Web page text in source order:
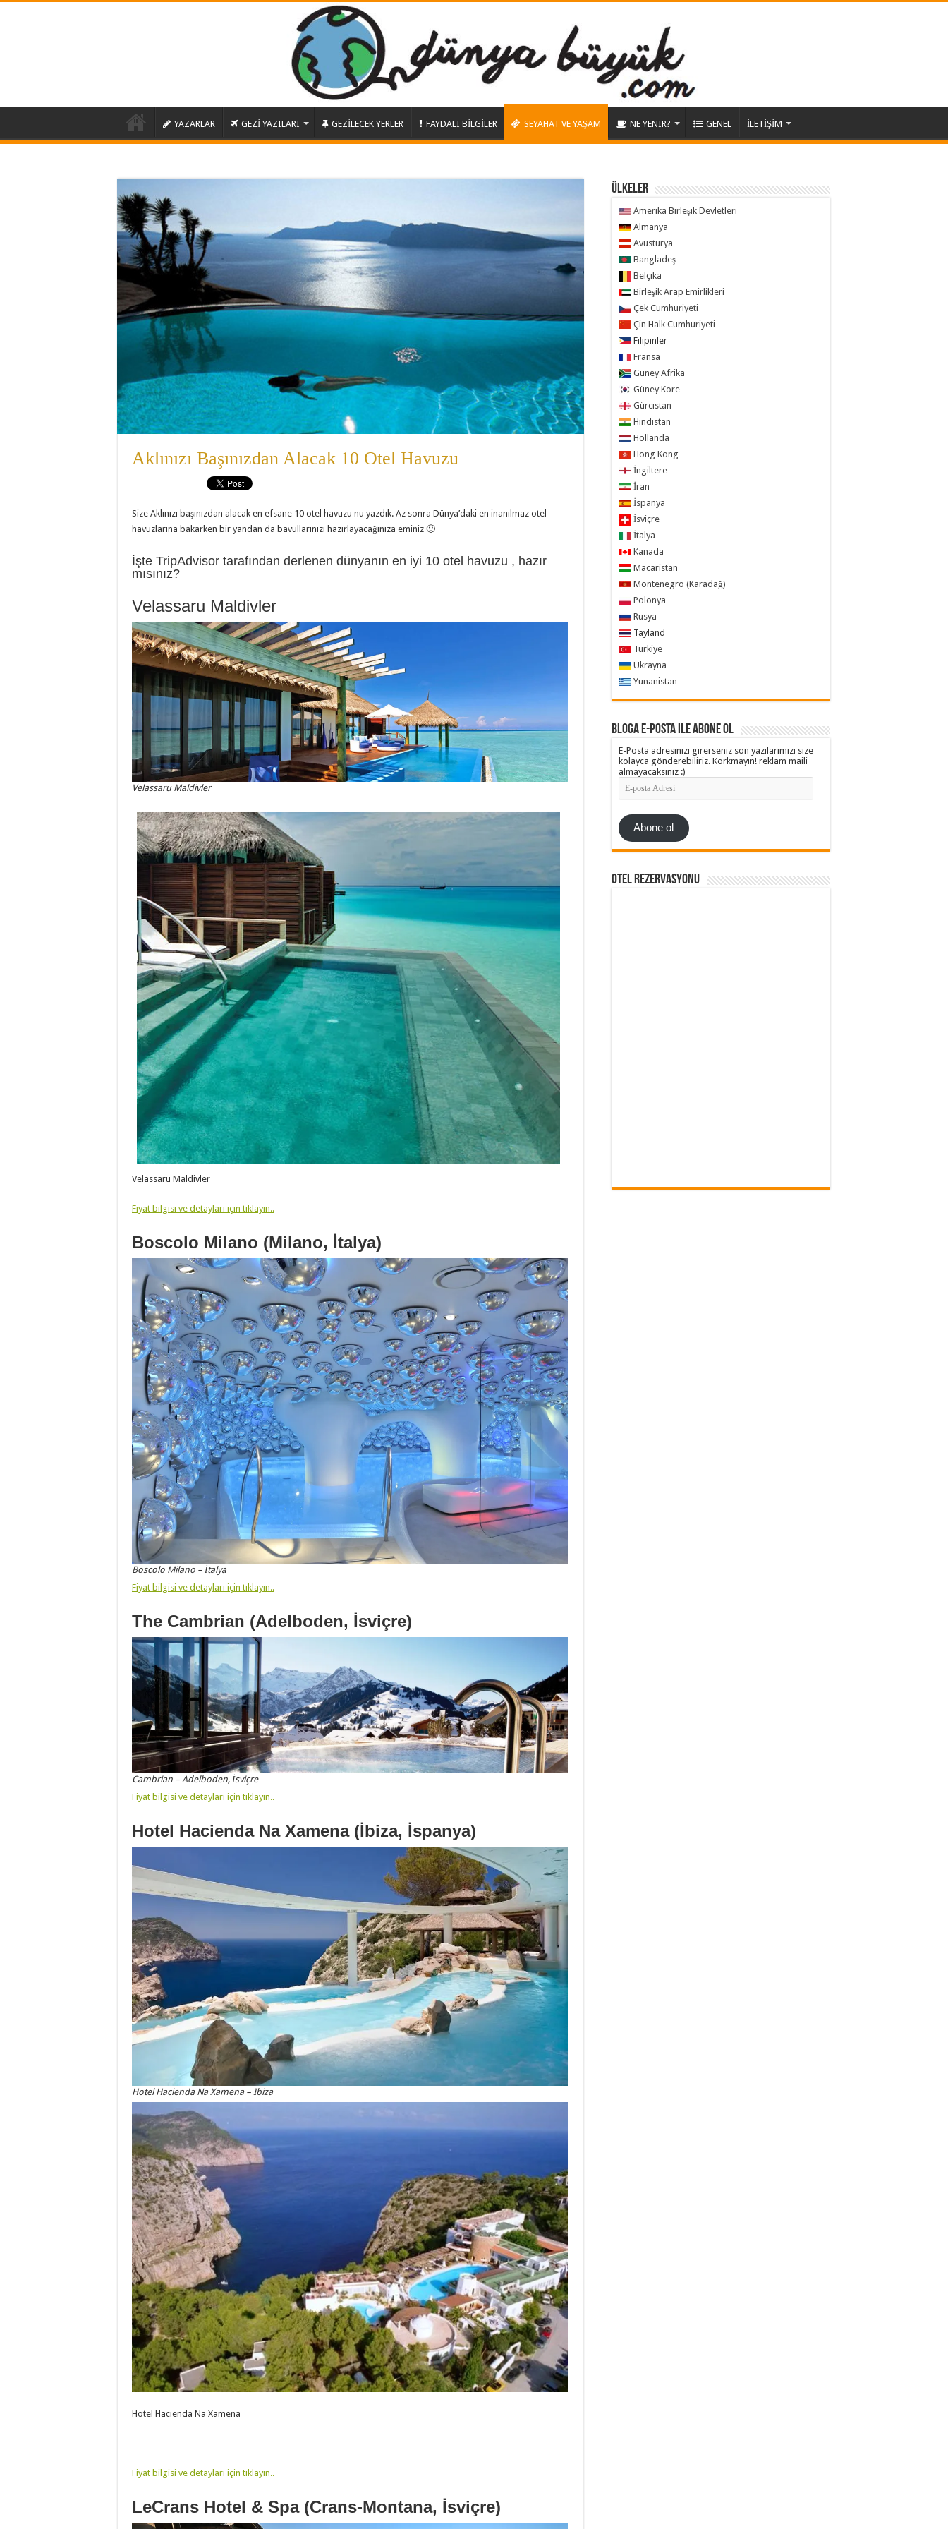
YAZARLAR GEZİ YAZILARI GEZİLECEK YERLER FAYDALI BİLGİLER SEYAHAT VE YAŞAM NE YENIR? GENEL İLETİŞİM
Aklınızı Başınızdan Alacak 10 Otel Havuzu
Size Aklınızı başınızdan alacak en efsane 10 otel havuzu nu yazdık. Az sonra Dünya’daki en inanılmaz otel
havuzlarına bakarken bir yandan da bavullarınızı hazırlayacağınıza eminiz 🙂
İşte TripAdvisor tarafından derlenen dünyanın en iyi 10 otel havuzu , hazır
mısınız?
Velassaru Maldivler
Velassaru Maldivler
Velassaru Maldivler
Fiyat bilgisi ve detayları için tıklayın..
Boscolo Milano (Milano, İtalya)
Boscolo Milano – İtalya
Fiyat bilgisi ve detayları için tıklayın..
The Cambrian (Adelboden, İsviçre)
Cambrian – Adelboden, İsviçre
Fiyat bilgisi ve detayları için tıklayın..
Hotel Hacienda Na Xamena (İbiza, İspanya)
Hotel Hacienda Na Xamena – Ibiza
Hotel Hacienda Na Xamena
Fiyat bilgisi ve detayları için tıklayın..
LeCrans Hotel & Spa (Crans-Montana, İsviçre)
ÜLKELER
Amerika Birleşik Devletleri
Almanya
Avusturya
Bangladeş
Belçika
Birleşik Arap Emirlikleri
Çek Cumhuriyeti
Çin Halk Cumhuriyeti
Filipinler
Fransa
Güney Afrika
Güney Kore
Gürcistan
Hindistan
Hollanda
Hong Kong
İngiltere
İran
İspanya
İsviçre
İtalya
Kanada
Macaristan
Montenegro (Karadağ)
Polonya
Rusya
Tayland
Türkiye
Ukrayna
Yunanistan
Bloga e-posta ile abone ol
E-Posta adresinizi girerseniz son yazılarımızı size
kolayca gönderebiliriz. Korkmayın! reklam maili
almayacaksınız :)
E-
posta
Adresi
Abone ol
Otel Rezervasyonu